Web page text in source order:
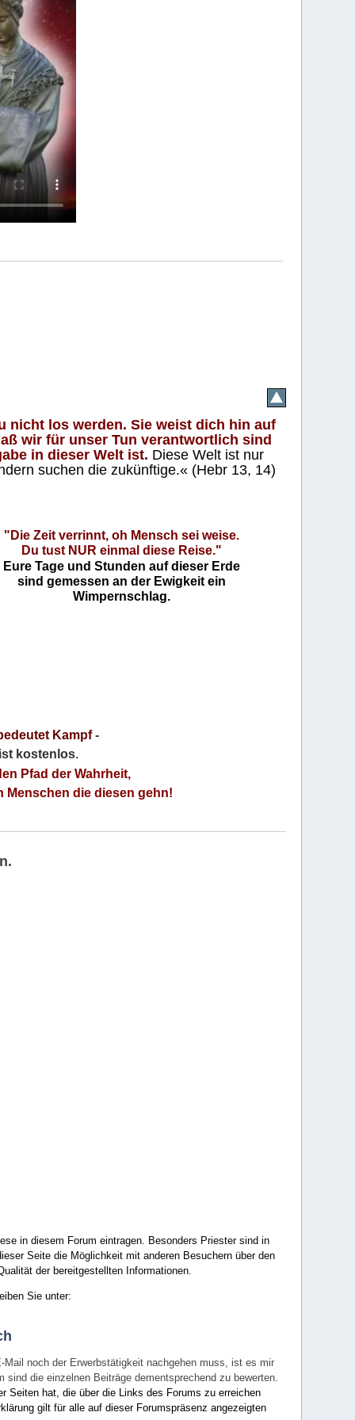
nicht los werden. Sie weist dich hin auf
wir für unser Tun verantwortlich sind
in dieser Welt ist. Diese Welt ist nur
suchen die zukünftige.« (Hebr 13, 14)
"Die Zeit verrinnt, oh Mensch sei weise.
Du tust NUR einmal diese Reise."
Eure Tage und Stunden auf dieser Erde
sind gemessen an der Ewigkeit ein
Wimpernschlag.
Kampf-
kostenlos.
Pfad der Wahrheit,
Menschen die diesen gehn!
in diesem Forum eintragen. Besonders Priester sind in
Seite die Möglichkeit mit anderen Besuchern über den
der bereitgestellten Informationen.
Sie unter:
noch der Erwerbstätigkeit nachgehen muss, ist es mir
die einzelnen Beiträge dementsprechend zu bewerten.
Seiten hat, die über die Links des Forums zu erreichen
gilt für alle auf dieser Forumspräsenz angezeigten